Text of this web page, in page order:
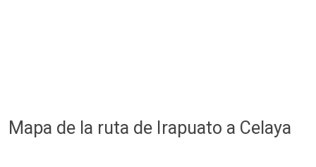
Mapa de la ruta de Irapuato a Celaya